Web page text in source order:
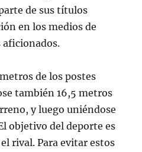
de sus títulos
en los medios de
aficionados.
de los postes
también 16,5 metros
y luego uniéndose
objetivo del deporte es
rival. Para evitar estos